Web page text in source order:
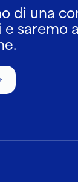
di una
saremo